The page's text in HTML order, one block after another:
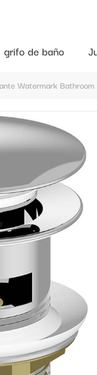
grifo de baño
Watermark Bathroom